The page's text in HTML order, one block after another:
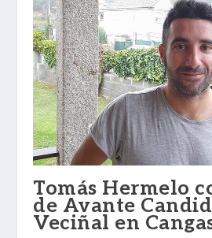
Tomás Hermelo
de Avante
Veciñal en